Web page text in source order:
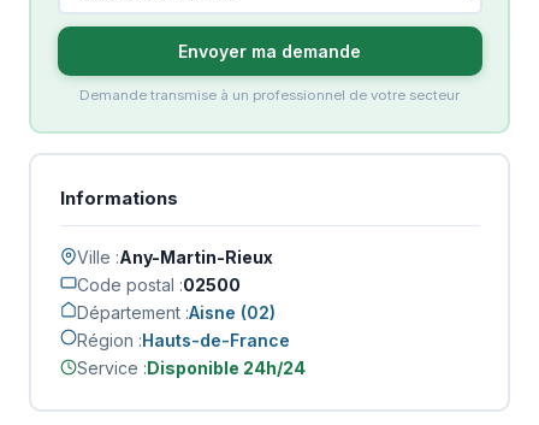
Envoyer ma demande
Demande transmise à un professionnel de votre secteur
Informations
Ville :Any-Martin-Rieux
Code postal :02500
Département :Aisne (02)
Région :Hauts-de-France
Service :Disponible 24h/24